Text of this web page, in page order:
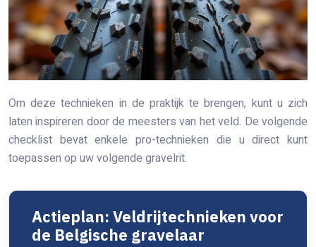
Om deze technieken in de praktijk te brengen, kunt u zich
laten inspireren door de meesters van het veld. De volgende
checklist bevat enkele pro-technieken die u direct kunt
toepassen op uw volgende gravelrit.
Actieplan: Veldrijtechnieken voor
de Belgische gravelaar